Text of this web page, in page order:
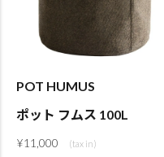
POT HUMUS
ポット フムス 100L
¥11,000